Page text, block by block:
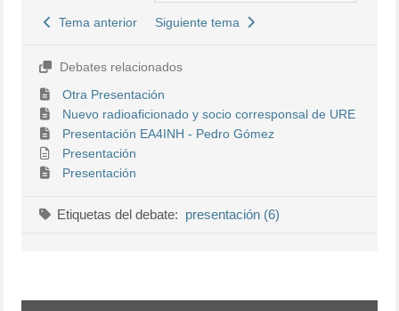
Tema anterior Siguiente tema
Debates relacionados
Otra Presentación
Nuevo radioaficionado y socio corresponsal de URE
Presentación EA4INH - Pedro Gómez
Presentación
Presentación
Etiquetas del debate: presentación (6)